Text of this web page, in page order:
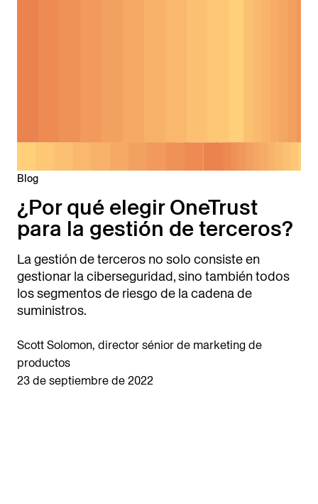
Blog
¿Por qué elegir OneTrust
para la gestión de terceros?
La gestión de terceros no solo consiste en
gestionar la ciberseguridad, sino también todos
los segmentos de riesgo de la cadena de
suministros.
Scott Solomon, director sénior de marketing de
productos
23 de septiembre de 2022